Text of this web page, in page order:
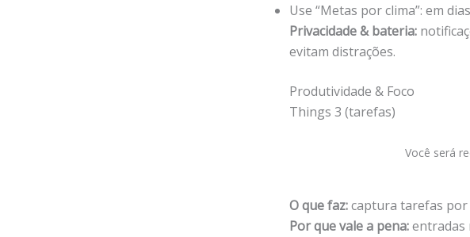
Use “Metas por clima”: em
Privacidade & bateria:
evitam distrações.
Produtividade & Foco
Things 3 (tarefas)
Você será
O que faz:captura tarefas
Por que vale a pena:entradas